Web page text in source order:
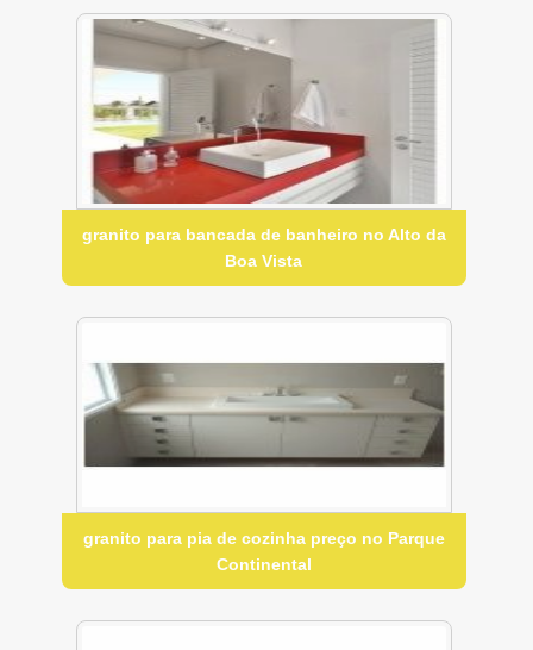
granito para bancada de banheiro no Alto da
Boa Vista
granito para pia de cozinha preço no Parque
Continental